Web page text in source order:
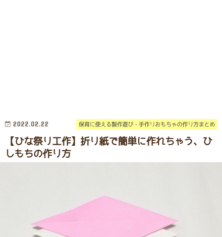
保育に使える製作遊び・手作りおもちゃの作り方まとめ
2022.02.22
【ひな祭り工作】折り紙で簡単に作れちゃう、ひ
しもちの作り方